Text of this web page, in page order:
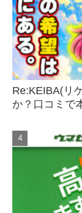
Re:KEIBA(リ
か？口コミで